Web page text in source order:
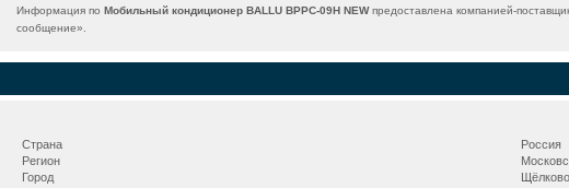
Информация по Мобильный кондиционер BALLU BPPC-09H NEWпредоставлена компанией-
сообщение».
Страна
Россия
Регион
Город
Щёлково